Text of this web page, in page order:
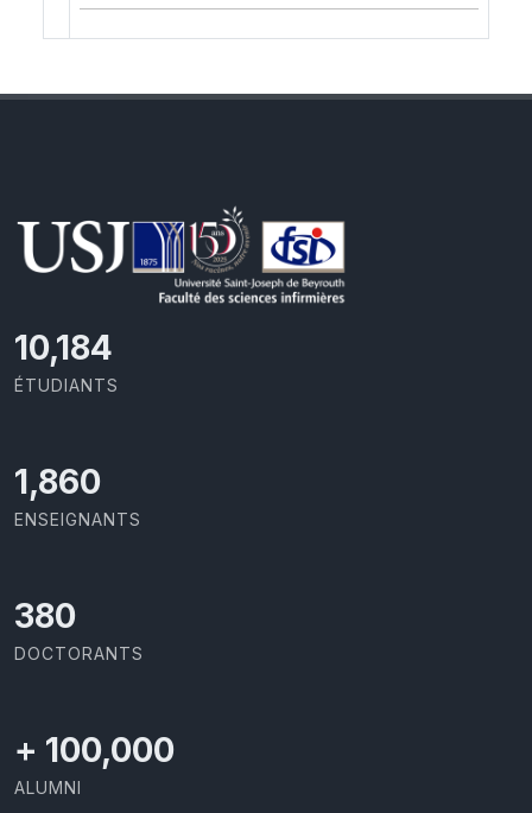
10,801
ÉTUDIANTS
1,973
ENSEIGNANTS
403
DOCTORANTS
+ 100,000
ALUMNI